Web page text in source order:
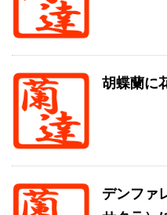
胡蝶蘭に
デンファ